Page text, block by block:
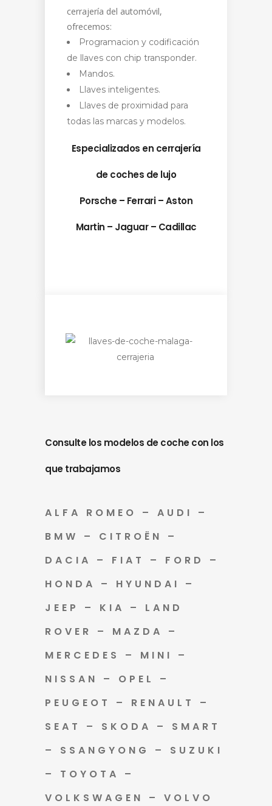
cerrajería del automóvil,
ofrecemos:
Programacion y codificación
de llaves con chip transponder.
Mandos.
Llaves inteligentes.
Llaves de proximidad para
todas las marcas y modelos.
Especializados en cerrajería
de coches de lujo
Porsche – Ferrari – Aston
Martin – Jaguar – Cadillac
Consulte los modelos de coche con los
que trabajamos
ALFA ROMEO – AUDI –
BMW – CITROËN –
DACIA – FIAT – FORD –
HONDA – HYUNDAI –
JEEP – KIA – LAND
ROVER – MAZDA –
MERCEDES – MINI –
NISSAN – OPEL –
PEUGEOT – RENAULT –
SEAT – SKODA – SMART
– SSANGYONG – SUZUKI
– TOYOTA –
VOLKSWAGEN – VOLVO